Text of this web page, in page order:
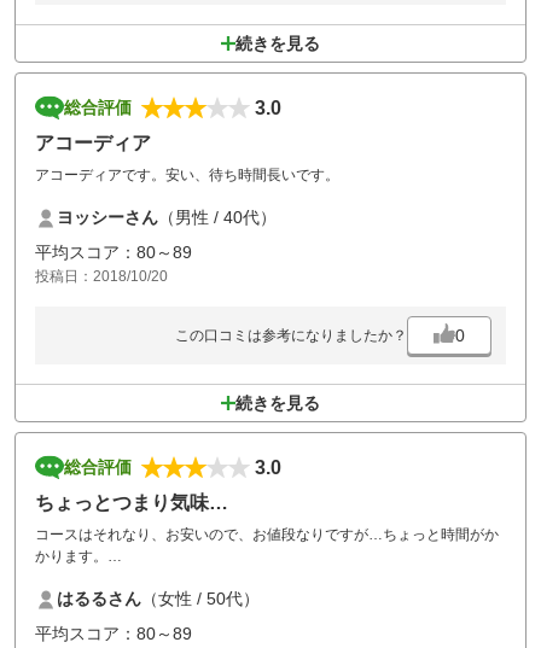
続きを見る
総合評価
3.0
アコーディア
アコーディアです。安い、待ち時間長いです。
ヨッシーさん （男性 / 40代）
平均スコア：80～89
投稿日：2018/10/20
この口コミは参考になりましたか？ 0
続きを見る
総合評価
3.0
ちょっとつまり気味…
コースはそれなり、お安いので、お値段なりですが…ちょっと時間がか
かります。
珈琲は別料金のドリンクバー初めてです。
はるるさん （女性 / 50代）
平均スコア：80～89